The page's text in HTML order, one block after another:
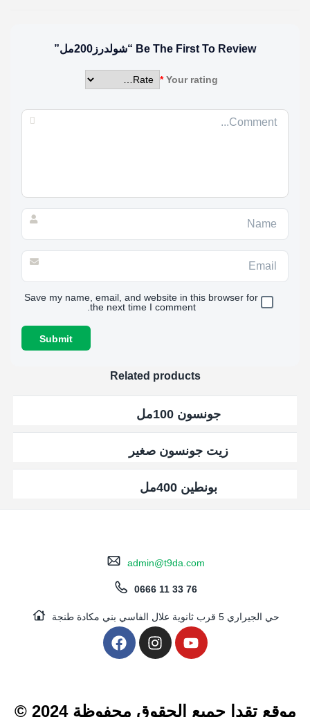
Be The First To Review “شولدرز200مل”
Your rating
*
Save my name, email, and website in this browser for
the next time I comment.
Related products
جونسون 100مل
زيت جونسون صغير
بونطين 400مل
admin@t9da.com
0666 11 33 76
حي الجيراري 5 قرب ثانوية علال الفاسي بني مكادة طنجة
© 2024 موقع تقدا جميع الحقوق محفوظة